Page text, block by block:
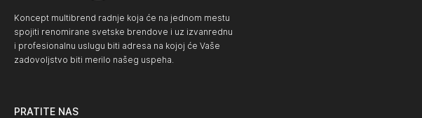
Koncept multibrend radnje koja će na jednom mestu
spojiti renomirane svetske brendove i uz izvanrednu
i profesionalnu uslugu biti adresa na kojoj će Vaše
zadovoljstvo biti merilo našeg uspeha.
PRATITE NAS